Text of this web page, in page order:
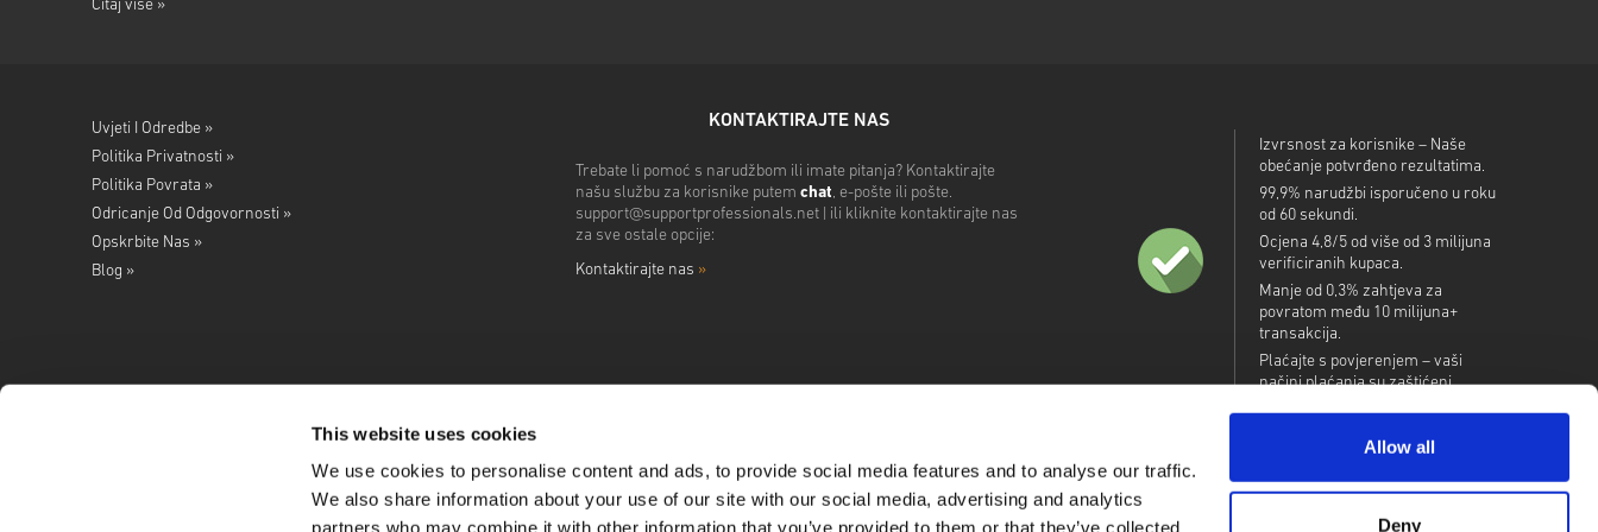
This website uses cookies
We use cookies to personalise content and ads, to provide social media features and to analyse our traffic.
We also share information about your use of our site with our social media, advertising and analytics
partners who may combine it with other information that you’ve provided to them or that they’ve collected
Allow all
Deny
Čitaj više »
Uvjeti I Odredbe »
Politika Privatnosti »
Politika Povrata »
Odricanje Od Odgovornosti »
Opskrbite Nas »
Blog »
KONTAKTIRAJTE NAS
Trebate li pomoć s narudžbom ili imate pitanja? Kontaktirajte
našu službu za korisnike putem chat, e-pošte ili pošte.
support@supportprofessionals.net| ili kliknite kontaktirajte nas
za sve ostale opcije:
Kontaktirajte nas »
Izvrsnost za korisnike – Naše
obećanje potvrđeno rezultatima.
99,9% narudžbi isporučeno u roku
od 60 sekundi.
Ocjena 4,8/5 od više od 3 milijuna
verificiranih kupaca.
Manje od 0,3% zahtjeva za
povratom među 10 milijuna+
transakcija.
Plaćajte s povjerenjem – vaši
načini plaćanja su zaštićeni.